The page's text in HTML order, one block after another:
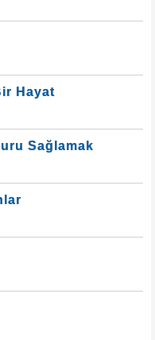
Hayat
Sağlamak